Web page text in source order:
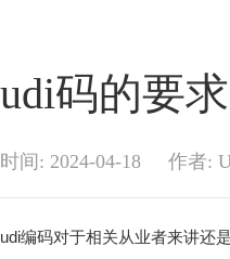
udi码的要
时间: 2024-04-18 作者:
udi编码对于相关从业者来讲还